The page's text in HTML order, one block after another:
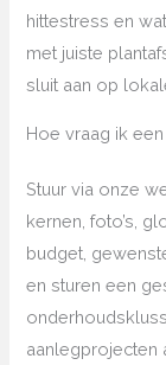
hittestress en
met juiste
sluit aan op
Hoe vraag ik
Stuur via onze
kernen, foto’s,
budget,
en sturen een
aanlegprojecten